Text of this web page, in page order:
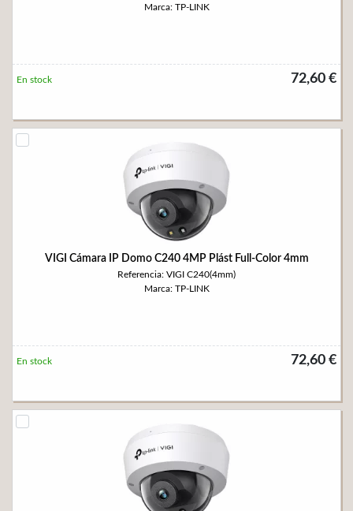
Marca: TP-LINK
72,60 €
En stock
VIGI Cámara IP Domo C240 4MP Plást Full-Color 4mm
Referencia: VIGI C240(4mm)
Marca: TP-LINK
72,60 €
En stock